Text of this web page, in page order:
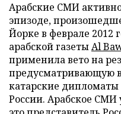
Арабские СМИ
эпизоде,
Йорке в феврале
арабской газетыAl
применила вето на
предусматривающую
катарские
России. Арабское СМИ